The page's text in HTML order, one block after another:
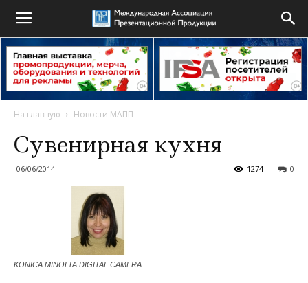
На главную Новости МАПП
Сувенирная кухня
06/06/2014 0
1274
KONICA MINOLTA DIGITAL CAMERA